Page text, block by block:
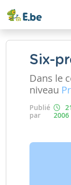
Six-
Dans le
niveau
Publié
par
2006